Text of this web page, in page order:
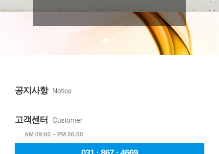
공지사항 Notice
고객센터 Customer
AM 09:00 ~ PM 06:00